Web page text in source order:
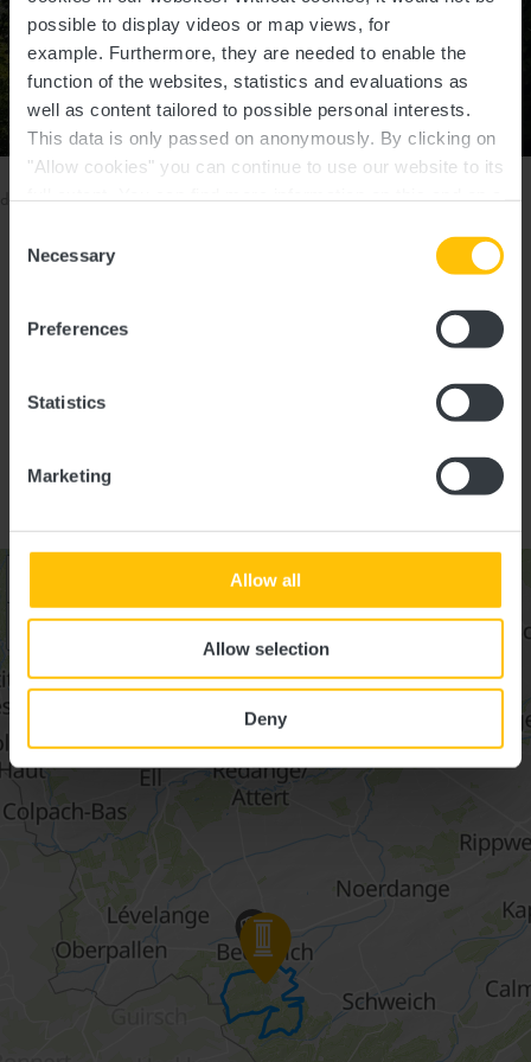
possible to display videos or map views, for
example. Furthermore, they are needed to enable the
function of the websites, statistics and evaluations as
well as content tailored to possible personal interests.
This data is only passed on anonymously. By clicking on
"Allow cookies" you can continue to use our website to its
time.
Selection
Necessary
Preferences
Statistics
Marketing
Allow all
Allow selection
Deny
Guy Krier , Visit Luxembourg
Bitte stellen Sie sicher, dass Ihre Cookies aktiviert sind, falls Sie
diesen Inhalt nicht sehen können.
Am Wegesrand
AUTO-PÉDESTRE WANDERWEG
–